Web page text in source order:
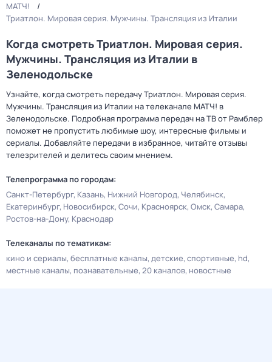
МАТЧ!
Триатлон. Мировая серия. Мужчины. Трансляция из Италии
Когда смотреть Триатлон. Мировая серия.
Мужчины. Трансляция из Италии в
Зеленодольске
Узнайте, когда смотреть передачу Триатлон. Мировая серия.
Мужчины. Трансляция из Италии на телеканале МАТЧ! в
Зеленодольске. Подробная программа передач на ТВ от Рамблер
поможет не пропустить любимые шоу, интересные фильмы и
сериалы. Добавляйте передачи в избранное, читайте отзывы
телезрителей и делитесь своим мнением.
Телепрограмма по городам:
Санкт-Петербург Казань Нижний Новгород Челябинск
Екатеринбург Новосибирск Сочи Красноярск Омск Самара
Ростов-на-Дону Краснодар
Телеканалы по тематикам:
кино и сериалы бесплатные каналы детские спортивные hd
местные каналы познавательные 20 каналов новостные